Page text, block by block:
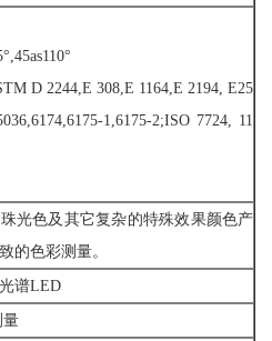
D 2244,E 308,E 1164,E 2194, E25
1,6175-2;ISO 7724, 11
光色及其它复杂的特殊效果颜色产
的色彩测量。
谱LED
量